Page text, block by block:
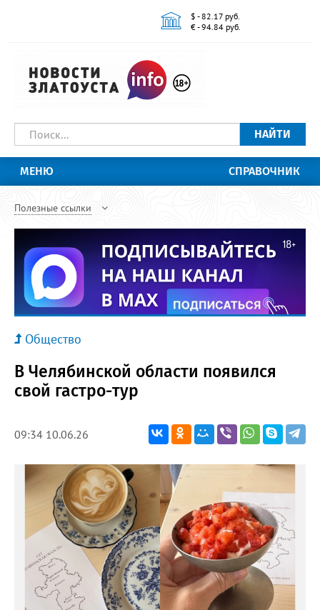
$ - 82.17 руб.
€ - 94.84 руб.
НАЙТИ
МЕНЮ СПРАВОЧНИК
Полезные ссылки
Общество
В Челябинской области появился
свой гастро-тур
09:34 10.06.26